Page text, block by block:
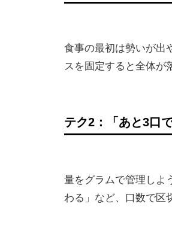
食事の最初は勢いが出
スを固定すると全体が
テク2：「あと3口
量をグラムで管理しよ
わる」など、口数で区